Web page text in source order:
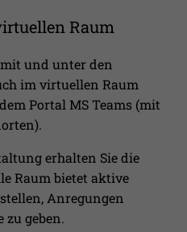
Raum
und unter den
im virtuellen Raum
Portal MS Teams (mit
erhalten Sie die
Raum bietet aktive
Anregungen
geben.